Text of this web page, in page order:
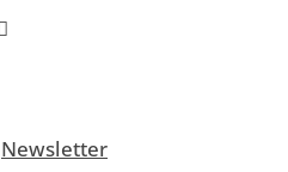
Newsletter